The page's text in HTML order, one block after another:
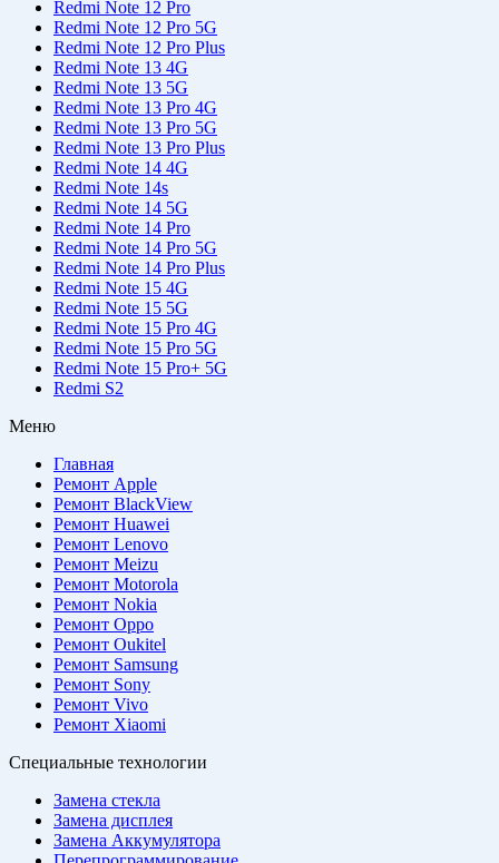
Redmi Note 12 Pro
Redmi Note 12 Pro 5G
Redmi Note 12 Pro Plus
Redmi Note 13 4G
Redmi Note 13 5G
Redmi Note 13 Pro 4G
Redmi Note 13 Pro 5G
Redmi Note 13 Pro Plus
Redmi Note 14 4G
Redmi Note 14s
Redmi Note 14 5G
Redmi Note 14 Pro
Redmi Note 14 Pro 5G
Redmi Note 14 Pro Plus
Redmi Note 15 4G
Redmi Note 15 5G
Redmi Note 15 Pro 4G
Redmi Note 15 Pro 5G
Redmi Note 15 Pro+ 5G
Redmi S2
Меню
Главная
Ремонт Apple
Ремонт BlackView
Ремонт Huawei
Ремонт Lenovo
Ремонт Meizu
Ремонт Motorola
Ремонт Nokia
Ремонт Oppo
Ремонт Oukitel
Ремонт Samsung
Ремонт Sony
Ремонт Vivo
Ремонт Xiaomi
Специальные технологии
Замена стекла
Замена дисплея
Замена Аккумулятора